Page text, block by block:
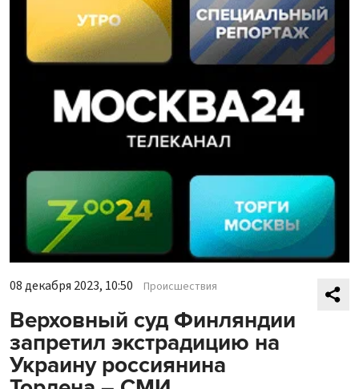
08 декабря 2023, 10:50 Происшествия
Верховный суд Финляндии
запретил экстрадицию на
Украину россиянина